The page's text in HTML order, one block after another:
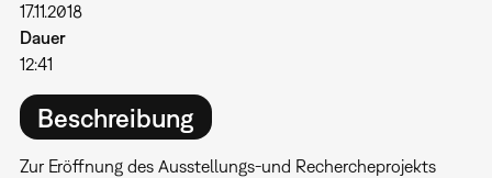
17.11.2018
Dauer
12:41
Beschreibung
Zur Eröffnung des Ausstellungs-und Rechercheprojekts